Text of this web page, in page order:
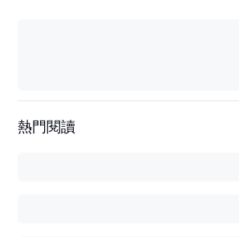
熱門閱讀